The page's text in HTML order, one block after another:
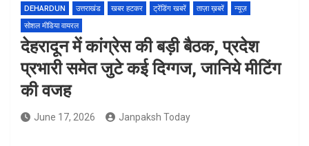
DEHARDUN उत्तराखंड खबर हटकर ट्रेंडिंग खबरें ताज़ा ख़बरें
न्यूज़
सोशल मीडिया वायरल
देहरादून में कांग्रेस की बड़ी बैठक, प्रदेश
प्रभारी समेत जुटे कई दिग्गज, जानिये मीटिंग
की वजह
June 17, 2026 Janpaksh Today